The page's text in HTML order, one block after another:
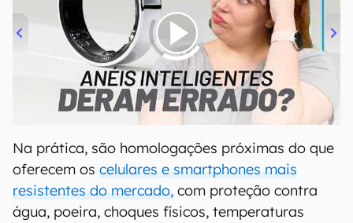
00:00/21:11
Na prática, são homologações próximas do que
oferecem os celulares e smartphones mais
resistentes do mercado, com proteção contra
água, poeira, choques físicos, temperaturas